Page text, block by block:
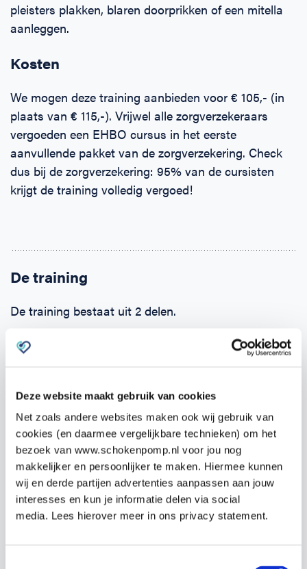
Deze website maakt gebruik van cookies
Net zoals andere websites maken ook wij gebruik van
cookies (en daarmee vergelijkbare technieken) om het
bezoek van www.schokenpomp.nl voor jou nog
makkelijker en persoonlijker te maken. Hiermee kunnen
wij en derde partijen advertenties aanpassen aan jouw
interesses en kun je informatie delen via social
media. Lees hierover meer in ons privacy statement.
pleisters plakken, blaren doorprikken of een mitella
aanleggen.
Kosten
We mogen deze training aanbieden voor € 105,- (in
plaats van € 115,-). Vrijwel alle zorgverzekeraars
vergoeden een EHBO cursus in het eerste
aanvullende pakket van de zorgverzekering. Check
dus bij de zorgverzekering: 95% van de cursisten
krijgt de training volledig vergoed!
De training
De training bestaat uit 2 delen.
Zodra je je opgeeft ontvang je binnen 24 uur een e-
theorie eigen maken.
Het tweede deel is de praktijktraining van19:00 –
22:00 uuropElandsstraat 154A, 1016 SJ
Amsterdam opwoensdag 5 november.
aan het oefenen van de competenties, zoals het